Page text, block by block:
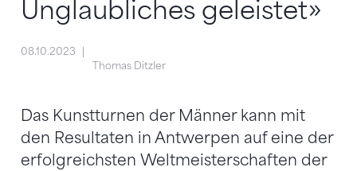
Unglaubliches geleistet»
08.10.2023
Thomas Ditzler
Das Kunstturnen der Männer kann mit
den Resultaten in Antwerpen auf eine der
erfolgreichsten Weltmeisterschaften der